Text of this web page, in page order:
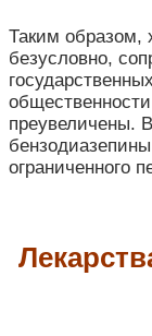
Таким образом,
безусловно,
преувеличены.
ограниченного